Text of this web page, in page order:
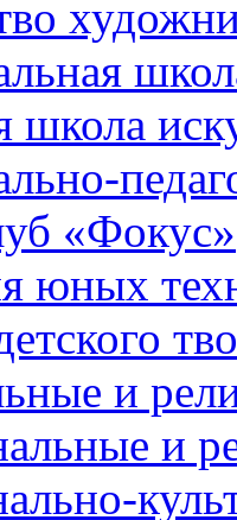
школа
«Фокус»
юных
и
и